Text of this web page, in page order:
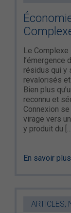
Le
l’émergence
résidus qui y
revalorisés
Bien plus
reconnu et
Connexion
virage vers
y produit du […]
En savoir plus
ARTICLES,